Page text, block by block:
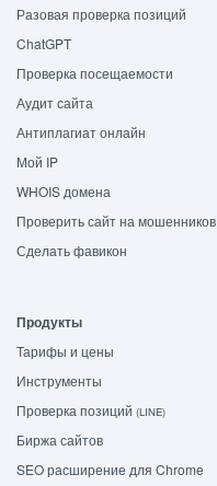
Разовая проверка позиций
ChatGPT
Проверка посещаемости
Аудит сайта
Антиплагиат онлайн
Мой IP
WHOIS домена
Проверить сайт на мошенников
Сделать фавикон
Продукты
Тарифы и цены
Инструменты
Проверка позиций (LINE)
Биржа сайтов
SEO расширение для Chrome